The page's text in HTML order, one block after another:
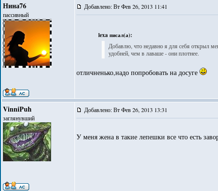
Нина76
пассивный
Добавлено: Вт Фев 26, 2013 11:41
lexa писал(а):
Добавлю, что недавно я для себя открыл
удобней, чем в лаваше - они плотнее.
отличненько,надо попробовать на досуге
VinniPuh
заглянувший
Добавлено: Вт Фев 26, 2013 13:31
У меня жена в такие лепешки все что есть